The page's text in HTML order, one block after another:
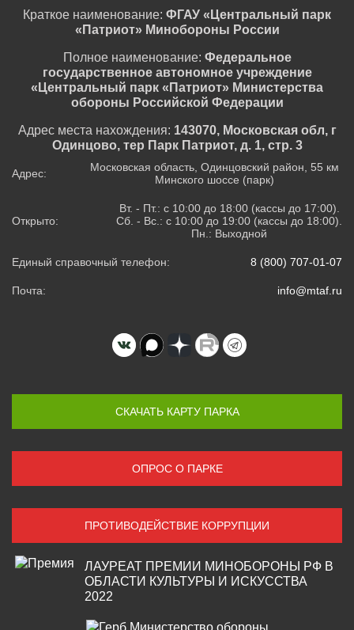
Краткое наименование: ФГАУ «Центральный парк
«Патриот» Минобороны России
Полное наименование: Федеральное
государственное автономное учреждение
«Центральный парк «Патриот» Министерства
обороны Российской Федерации
Адрес места нахождения: 143070, Московская обл, г
Одинцово, тер Парк Патриот, д. 1, стр. 3
Адрес:
Московская область, Одинцовский район, 55 км
Минского шоссе (парк)
Открыто:
Вт. - Пт.: с 10:00 до 18:00 (кассы до 17:00).
Сб. - Вс.: с 10:00 до 19:00 (кассы до 18:00).
Пн.: Выходной
Единый справочный телефон: 8 (800) 707-01-07
Почта: info@mtaf.ru
СКАЧАТЬ КАРТУ ПАРКА
ОПРОС О ПАРКЕ
ПРОТИВОДЕЙСТВИЕ КОРРУПЦИИ
ЛАУРЕАТ ПРЕМИИ МИНОБОРОНЫ РФ В
ОБЛАСТИ КУЛЬТУРЫ И ИСКУССТВА
2022